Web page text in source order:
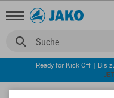
Suche
Ready for Kick Off | Bis